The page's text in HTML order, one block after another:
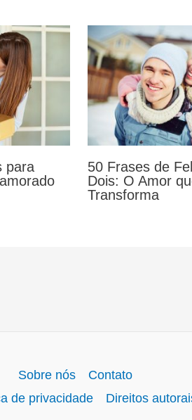
para
50 Frases de
Dois: O Amor
Transforma
Sobre nós
Contato
de privacidade
Direitos